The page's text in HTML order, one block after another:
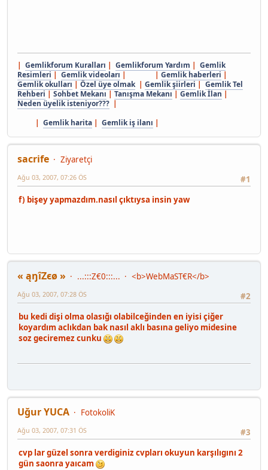
| Gemlikforum Kuralları | Gemlikforum Yardım | Gemlik
Resimleri | Gemlik videoları | | Gemlik haberleri |
Gemlik okulları | Özel üye olmak| Gemlik şiirleri | Gemlik Tel
Rehberi | Sohbet Mekanı | Tanışma Mekanı | Gemlik İlan |
Neden üyelik isteniyor??? |
| Gemlik harita | Gemlik iş ilanı |
sacrife
Ziyaretçi
#1
Ağu 03, 2007, 07:26 ÖS
f) bişey yapmazdım.nasıl çıktıysa insin yaw
« ąŋîZєø » ...:::Z€0:::...
<b>WebMaST€R</b>
#2
Ağu 03, 2007, 07:28 ÖS
bu kedi dişi olma olasığı olabilceğinden en iyisi çiğer
koyardım aclıkdan bak nasıl aklı basına geliyo midesine
soz geciremez cunku
Uğur YUCA
FotokoliK
#3
Ağu 03, 2007, 07:31 ÖS
cvp lar güzel sonra verdiginiz cvpları okuyun karşılıgını 2
gün saonra yaıcam